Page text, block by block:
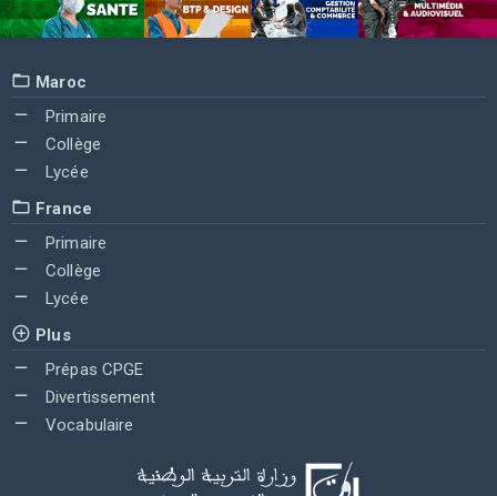
Maroc
Primaire
Collège
Lycée
France
Primaire
Collège
Lycée
Plus
Prépas CPGE
Divertissement
Vocabulaire